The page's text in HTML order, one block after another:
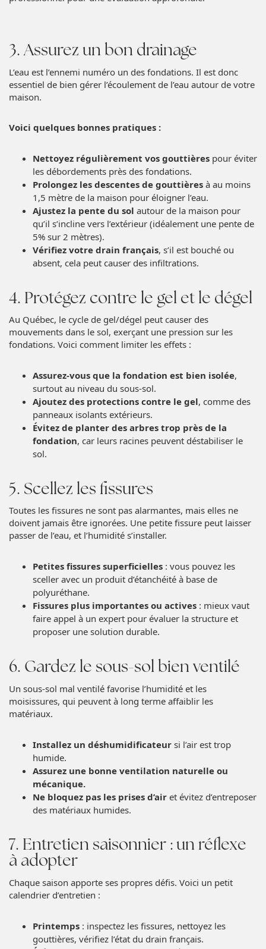
3. Assurez un bon drainage
L’eau est l’ennemi numéro un des fondations. Il est donc
essentiel de bien gérer l’écoulement de l’eau autour de votre
maison.
Voici quelques bonnes pratiques :
Nettoyez régulièrement vos gouttières pour éviter
les débordements près des fondations.
Prolongez les descentes de gouttières à au moins
1,5 mètre de la maison pour éloigner l’eau.
Ajustez la pente du sol autour de la maison pour
qu’il s’incline vers l’extérieur (idéalement une pente de
5% sur 2 mètres).
Vérifiez votre drain français, s’il est bouché ou
absent, cela peut causer des infiltrations.
4. Protégez contre le gel et le dégel
Au Québec, le cycle de gel/dégel peut causer des
mouvements dans le sol, exerçant une pression sur les
fondations. Voici comment limiter les effets :
Assurez-vous que la fondation est bien isolée,
surtout au niveau du sous-sol.
Ajoutez des protections contre le gel, comme des
panneaux isolants extérieurs.
Évitez de planter des arbres trop près de la
fondation, car leurs racines peuvent déstabiliser le
sol.
5. Scellez les fissures
Toutes les fissures ne sont pas alarmantes, mais elles ne
doivent jamais être ignorées. Une petite fissure peut laisser
passer de l’eau, et l’humidité s’installer.
Petites fissures superficielles : vous pouvez les
sceller avec un produit d’étanchéité à base de
polyuréthane.
Fissures plus importantes ou actives : mieux vaut
faire appel à un expert pour évaluer la structure et
proposer une solution durable.
6. Gardez le sous-sol bien ventilé
Un sous-sol mal ventilé favorise l’humidité et les
moisissures, qui peuvent à long terme affaiblir les
matériaux.
Installez un déshumidificateur si l’air est trop
humide.
Assurez une bonne ventilation naturelle ou
mécanique.
Ne bloquez pas les prises d’air et évitez d’entreposer
des matériaux humides.
7. Entretien saisonnier : un réflexe
à adopter
Chaque saison apporte ses propres défis. Voici un petit
calendrier d’entretien :
Printemps : inspectez les fissures, nettoyez les
gouttières, vérifiez l’état du drain français.